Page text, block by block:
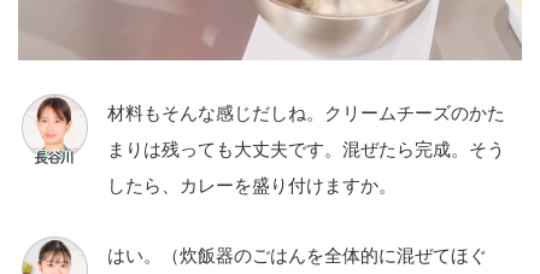
材料もそんな感じだしね。クリームチーズのかた
まりは残っても大丈夫です。混ぜたら完成。そう
したら、カレーを盛り付けますか。
はい。（炊飯器のごはんを全体的に混ぜてほぐ